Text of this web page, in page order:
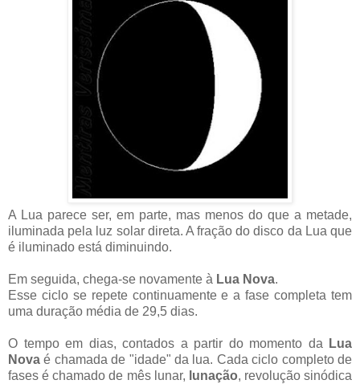
A Lua parece ser, em parte, mas menos do que a metade,
iluminada pela luz solar direta. A fração do disco da Lua que
é iluminado está diminuindo.
Em seguida, chega-se novamente à Lua Nova.
Esse ciclo se repete continuamente e a fase completa tem
uma duração média de 29,5 dias.
O tempo em dias, contados a partir do momento da
Lua
Nova é chamada de "idade" da lua. Cada ciclo completo de
fases é chamado de mês lunar, lunação, revolução sinódica